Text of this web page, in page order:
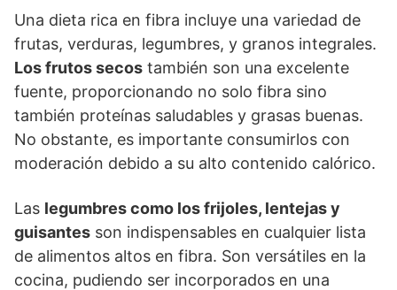
Una dieta rica en fibra incluye una variedad de
frutas, verduras, legumbres, y granos integrales.
Los frutos secos también son una excelente
fuente, proporcionando no solo fibra sino
también proteínas saludables y grasas buenas.
No obstante, es importante consumirlos con
moderación debido a su alto contenido calórico.
Las legumbres como los frijoles, lentejas y
guisantes son indispensables en cualquier lista
de alimentos altos en fibra. Son versátiles en la
cocina, pudiendo ser incorporados en una